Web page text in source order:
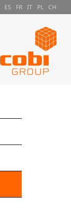
ES FR IT PL CH